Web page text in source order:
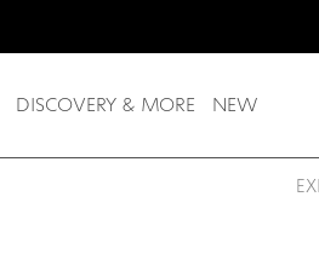
NEW
DISCOVERY & MORE